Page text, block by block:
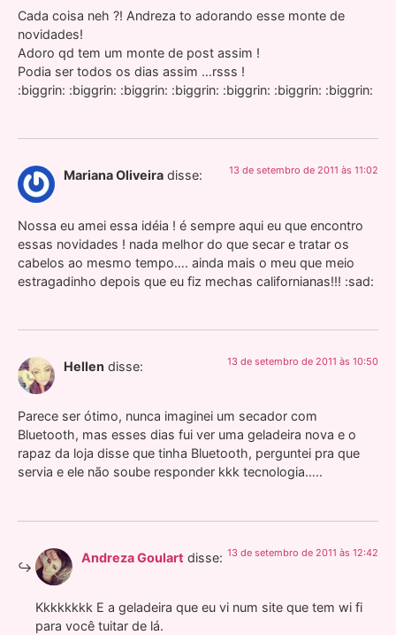
Cada coisa neh ?! Andreza to adorando esse monte de
novidades!
Adoro qd tem um monte de post assim !
Podia ser todos os dias assim …rsss !
:biggrin: :biggrin: :biggrin: :biggrin: :biggrin: :biggrin: :biggrin:
Mariana Oliveira disse: 13 de setembro de 2011 às 11:02
Nossa eu amei essa idéia ! é sempre aqui eu que encontro
essas novidades ! nada melhor do que secar e tratar os
cabelos ao mesmo tempo…. ainda mais o meu que meio
estragadinho depois que eu fiz mechas californianas!!! :sad:
Hellen disse: 13 de setembro de 2011 às 10:50
Parece ser ótimo, nunca imaginei um secador com
Bluetooth, mas esses dias fui ver uma geladeira nova e o
rapaz da loja disse que tinha Bluetooth, perguntei pra que
servia e ele não soube responder kkk tecnologia…..
Andreza Goulart disse: 13 de setembro de 2011 às 12:42
Kkkkkkkk E a geladeira que eu vi num site que tem wi fi
para você tuitar de lá.